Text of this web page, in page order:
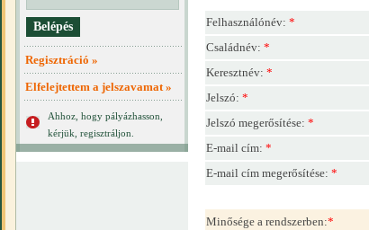
Regisztráció »
Elfelejtettem a jelszavamat »
Ahhoz, hogy pályázhasson,
kérjük, regisztráljon.
Felhasználónév: *
Családnév: *
Keresztnév: *
Jelszó: *
Jelszó megerősítése: *
E-mail cím: *
E-mail cím megerősítése: *
Minősége a rendszerben:*